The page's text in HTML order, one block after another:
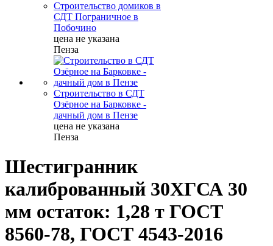
Строительство домиков в
СДТ Пограничное в
Побочино
цена не указана
Пенза
Строительство в СДТ
Озёрное на Барковке -
дачный дом в Пензе
цена не указана
Пенза
Шестигранник
калиброванный 30ХГСА 30
мм остаток: 1,28 т ГОСТ
8560-78, ГОСТ 4543-2016